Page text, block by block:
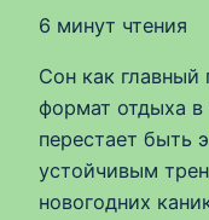
6 минут чтения
Сон как
формат отдыха
перестает быть
устойчивым
новогодних